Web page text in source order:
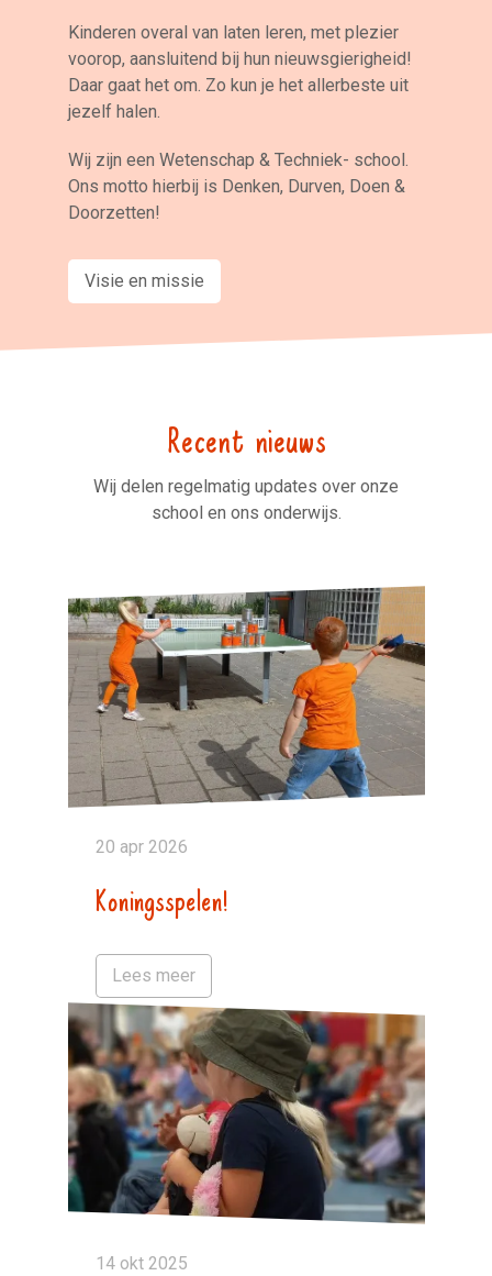
Kinderen overal van laten leren, met plezier
voorop, aansluitend bij hun nieuwsgierigheid!
Daar gaat het om. Zo kun je het allerbeste uit
jezelf halen.
Wij zijn een Wetenschap & Techniek- school.
Ons motto hierbij is Denken, Durven, Doen &
Doorzetten!
Visie en missie
Recent nieuws
Wij delen regelmatig updates over onze
school en ons onderwijs.
20 apr 2026
Koningsspelen!
Lees meer
14 okt 2025